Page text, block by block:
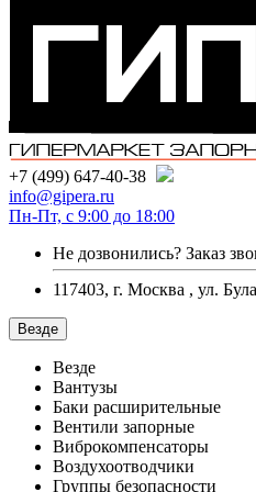
+7 (499) 647-40-38
info@gipera.ru
Пн-Пт, с 9:00 до 18:00
Не дозвонились? Заказ
117403, г. Москва , ул.
Везде
Везде
Вантузы
Баки расширительные
Вентили запорные
Виброкомпенсаторы
Воздухоотводчики
Группы безопасности